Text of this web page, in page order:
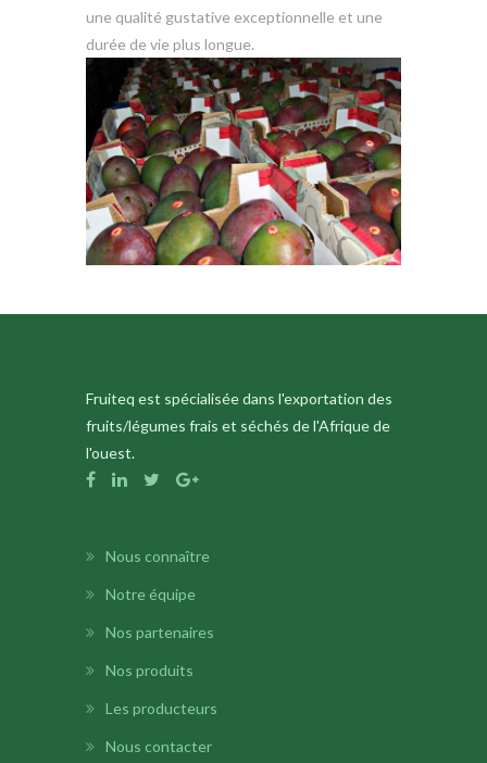
une qualité gustative exceptionnelle et une
durée de vie plus longue.
Fruiteq est spécialisée dans l'exportation des
fruits/légumes frais et séchés de l'Afrique de
l'ouest.
Nous connaître
Notre équipe
Nos partenaires
Nos produits
Les producteurs
Nous contacter